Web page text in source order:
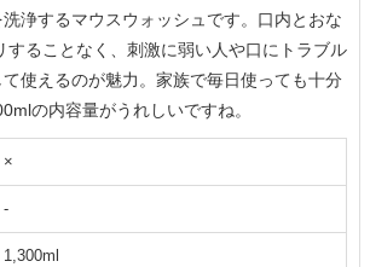
浄するマウスウォッシュです。口内とおな
することなく、刺激に弱い人や口にトラブル
使えるのが魅力。家族で毎日使っても十分
の内容量がうれしいですね。
×
-
1,300ml